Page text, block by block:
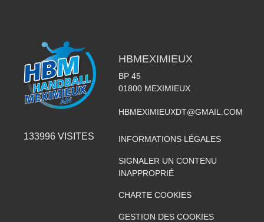
133996 VISITES
HBMEXIMIEUX
BP 45
01800 MEXIMIEUX
HBMEXIMIEUXDT@GMAIL.COM
INFORMATIONS LÉGALES
SIGNALER UN CONTENU
INAPPROPRIÉ
CHARTE COOKIES
GESTION DES COOKIES